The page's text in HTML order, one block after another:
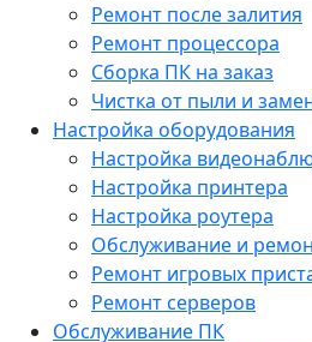
Ремонт после залития
Ремонт процессора
Сборка ПК на заказ
Чистка от пыли и
Настройка оборудования
Настройка
Настройка принтера
Настройка роутера
Обслуживание и
Ремонт игровых
Ремонт серверов
Обслуживание ПК